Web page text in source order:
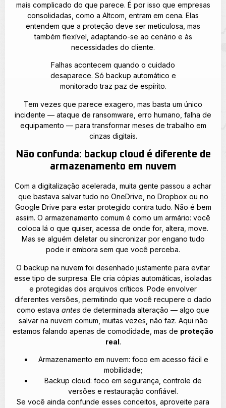
mais complicado do que parece. É por isso que empresas
consolidadas, como a Altcom, entram em cena. Elas
entendem que a proteção deve ser meticulosa, mas
também flexível, adaptando-se ao cenário e às
necessidades do cliente.
Falhas acontecem quando o cuidado
desaparece. Só backup automático e
monitorado traz paz de espírito.
Tem vezes que parece exagero, mas basta um único
incidente — ataque de ransomware, erro humano, falha de
equipamento — para transformar meses de trabalho em
cinzas digitais.
Não confunda: backup cloud é diferente de
armazenamento em nuvem
Com a digitalização acelerada, muita gente passou a achar
que bastava salvar tudo no OneDrive, no Dropbox ou no
Google Drive para estar protegido contra tudo. Não é bem
assim. O armazenamento comum é como um armário: você
coloca lá o que quiser, acessa de onde for, altera, move.
Mas se alguém deletar ou sincronizar por engano tudo
pode ir embora sem que você perceba.
O backup na nuvem foi desenhado justamente para evitar
esse tipo de surpresa. Ele cria cópias automáticas, isoladas
e protegidas dos arquivos críticos. Pode envolver
diferentes versões, permitindo que você recupere o dado
como estava antes de determinada alteração — algo que
salvar na nuvem comum, muitas vezes, não faz. Aqui não
estamos falando apenas de comodidade, mas de proteção
real.
Armazenamento em nuvem: foco em acesso fácil e
mobilidade;
Backup cloud: foco em segurança, controle de
versões e restauração confiável.
Se você ainda confunde esses conceitos, aproveite para